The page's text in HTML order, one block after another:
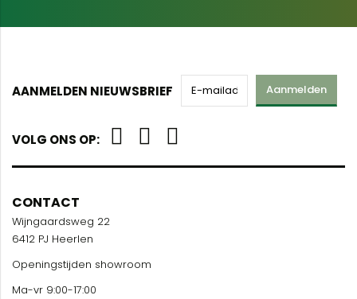
AANMELDEN NIEUWSBRIEF Aanmelden
VOLG ONS OP:
CONTACT
Wijngaardsweg 22
6412 PJ Heerlen
Openingstijden showroom
Ma-vr 9:00-17:00